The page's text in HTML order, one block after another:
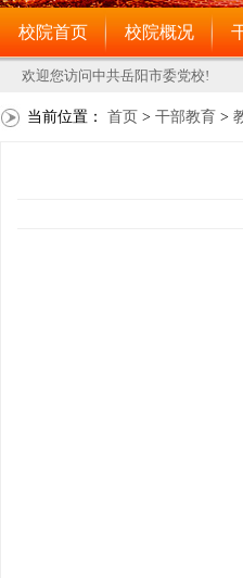
当前位置： 首页 > 干部教育 >